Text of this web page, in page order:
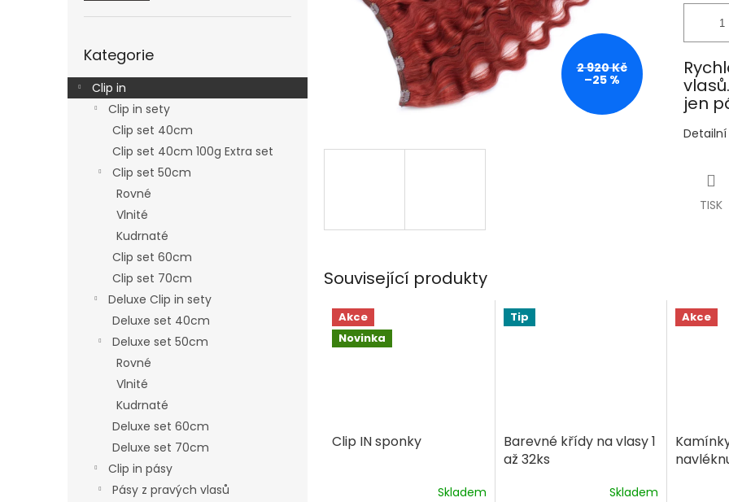
kategorie
Kategorie
Clip in
Clip in sety
Clip set 40cm
Clip set 40cm 100g Extra set
Clip set 50cm
Rovné
Vlnité
Kudrnaté
Clip set 60cm
Clip set 70cm
Deluxe Clip in sety
Deluxe set 40cm
Deluxe set 50cm
Rovné
Vlnité
Kudrnaté
Deluxe set 60cm
Deluxe set 70cm
Clip in pásy
Pásy z pravých vlasů
2 920 Kč
–25 %
jen
TISK
Související produkty
Akce
Novinka
Clip IN sponky
Skladem
Tip
Barevné křídy na vlasy 1
až 32ks
Skladem
Akce